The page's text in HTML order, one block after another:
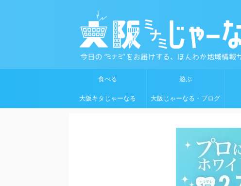
食べる 遊ぶ
大阪キタじゃーなる 大阪じゃーなる・ブログ